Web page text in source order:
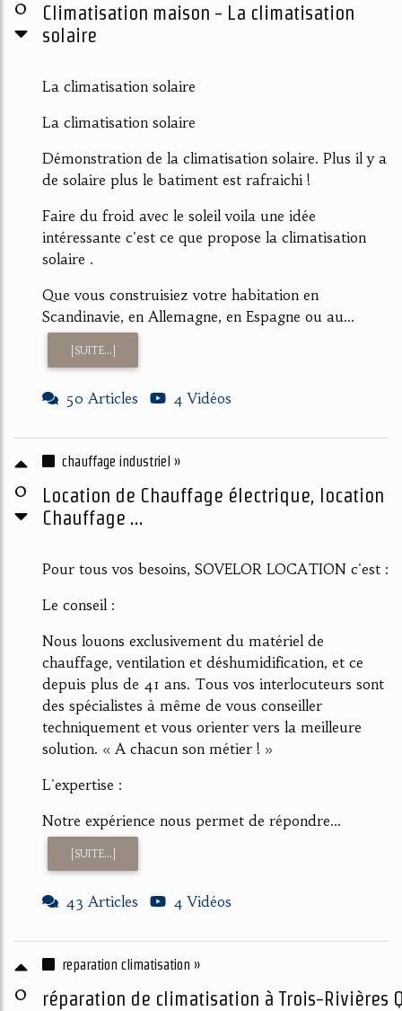
0
Climatisation maison - La climatisation
solaire
La climatisation solaire
La climatisation solaire
Démonstration de la climatisation solaire. Plus il y a
de solaire plus le batiment est rafraichi !
Faire du froid avec le soleil voila une idée
intéressante c'est ce que propose la climatisation
solaire .
Que vous construisiez votre habitation en
Scandinavie, en Allemagne, en Espagne ou au...
[SUITE...]
50 Articles 4 Vidéos
0
chauffage industriel »
Location de Chauffage électrique, location
Chauffage ...
Pour tous vos besoins, SOVELOR LOCATION c'est :
Le conseil :
Nous louons exclusivement du matériel de
chauffage, ventilation et déshumidification, et ce
depuis plus de 41 ans. Tous vos interlocuteurs sont
des spécialistes à même de vous conseiller
techniquement et vous orienter vers la meilleure
solution. « A chacun son métier ! »
L'expertise :
Notre expérience nous permet de répondre...
[SUITE...]
43 Articles 4 Vidéos
0
reparation climatisation »
réparation de climatisation à Trois-Rivières